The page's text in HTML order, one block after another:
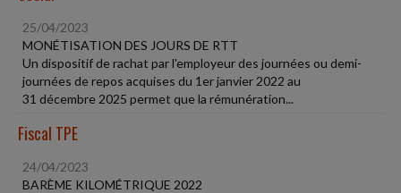
25/04/2023
MONÉTISATION DES JOURS DE RTT
Un dispositif de rachat par l'employeur des journées ou demi-
journées de repos acquises du 1er janvier 2022 au
31 décembre 2025 permet que la rémunération...
Fiscal TPE
24/04/2023
BARÈME KILOMÉTRIQUE 2022